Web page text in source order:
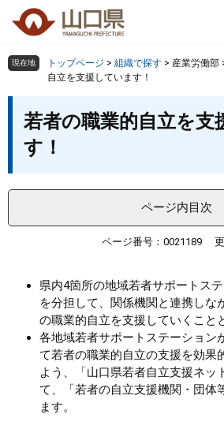
の
頭
ー
飛
組織で探す
教育・文化・スポーツ
しごと・産業・観光
まちづくり
検索の仕方 組織で探す サイトマ
現在地 トップページ > 組織で探す > 産業労働部
自立を支援しています！
若者の職業的自立を支
す！
ページ内目次
ページ番号：0021189
県内4箇所の地域若者サポートス
を分担して、関係機関と連携しな
の職業的自立を支援していくこと
各地域若者サポートステーション
て若者の職業的自立の支援を効果
よう、「山口県若者自立支援ネッ
て、「若者の自立支援機関・団体
ます。